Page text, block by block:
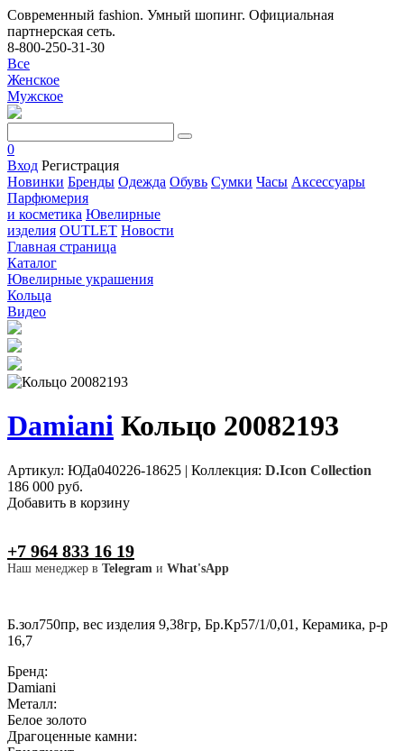
Современный fashion. Умный шопинг. Официальная
партнерская сеть.
8-800-250-31-30
Все
Женское
Мужское
0
Вход Регистрация
Новинки Бренды Одежда Обувь Сумки Часы Аксессуары
Парфюмерия
и косметика Ювелирные
изделия OUTLET Новости
Главная страница
Каталог
Ювелирные украшения
Кольца
Видео
Damiani Кольцо 20082193
Артикул: ЮДа040226-18625 | Коллекция: D.Icon Collection
186 000 руб.
Добавить в корзину
+7 964 833 16 19
Наш менеджер в Telegram и What'sApp
Б.зол750пр, вес изделия 9,38гр, Бр.Кр57/1/0,01, Керамика, р-р
16,7
Бренд:
Damiani
Металл:
Белое золото
Драгоценные камни: